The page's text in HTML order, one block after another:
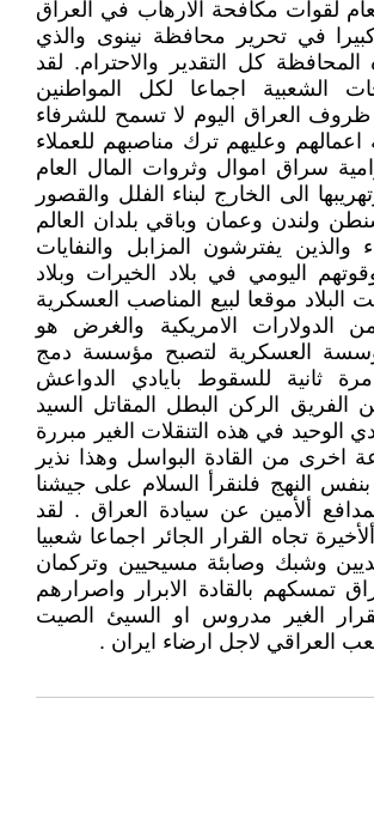
لقوات مكافحة الارهاب في العراق
في تحرير محافظة نينوى والذي
كل التقدير والاحترام. لقد
الشعبية اجماعا لكل المواطنين
العراق اليوم لا تسمح للشرفاء
وعليهم ترك مناصبهم للعملاء
سراق اموال وثروات المال العام
الى الخارج لبناء الفلل والقصور
ولندن وعمان وباقي بلدان العالم
والذين يفترشون المزابل والنفايات
اليومي في بلاد الخيرات وبلاد
البلاد موقعا لبيع المناصب العسكرية
الدولارات الامريكية والغرض هو
العسكرية لتصبح مؤسسة دمج
ثانية للسقوط بايادي الدواعش
الفريق الركن البطل المقاتل السيد
الوحيد في هذه التنقلات الغير مبررة
اخرى من القادة البواسل وهذا نذير
النهج فلنقرأ السلام على جيشنا
ألأمين عن سيادة العراق . لقد
تجاه القرار الجائر اجماعا شعبيا
وشبك وصابئة مسيحيين وتركمان
تمسكهم بالقادة الابرار واصرارهم
الغير مدروس او السيئ الصيت
العراقي لاجل ارضاء ايران .